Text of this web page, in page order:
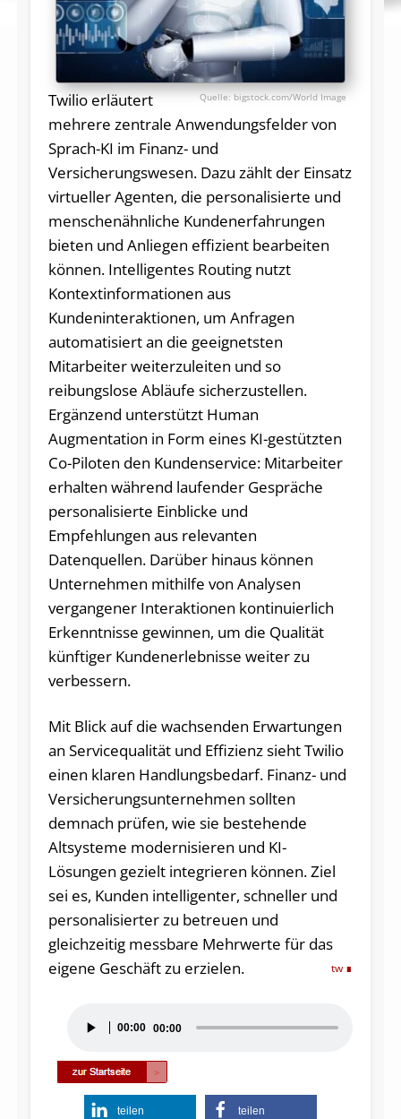
bigstock.com/World Image
Twilio erläutert
mehrere zentrale Anwendungsfelder von
Sprach-KI im Finanz- und
Versicherungswesen. Dazu zählt der Einsatz
virtueller Agenten, die personalisierte und
menschenähnliche Kundenerfahrungen
bieten und Anliegen effizient bearbeiten
können. Intelligentes Routing nutzt
Kontextinformationen aus
Kundeninteraktionen, um Anfragen
automatisiert an die geeignetsten
Mitarbeiter weiterzuleiten und so
reibungslose Abläufe sicherzustellen.
Ergänzend unterstützt Human
Augmentation in Form eines KI-gestützten
Co-Piloten den Kundenservice: Mitarbeiter
erhalten während laufender Gespräche
personalisierte Einblicke und
Empfehlungen aus relevanten
Datenquellen. Darüber hinaus können
Unternehmen mithilfe von Analysen
vergangener Interaktionen kontinuierlich
Erkenntnisse gewinnen, um die Qualität
künftiger Kundenerlebnisse weiter zu
verbessern.
Mit Blick auf die wachsenden Erwartungen
an Servicequalität und Effizienz sieht Twilio
einen klaren Handlungsbedarf. Finanz- und
Versicherungsunternehmen sollten
demnach prüfen, wie sie bestehende
Altsysteme modernisieren und KI-
Lösungen gezielt integrieren können. Ziel
sei es, Kunden intelligenter, schneller und
personalisierter zu betreuen und
gleichzeitig messbare Mehrwerte für das
eigene Geschäft zu erzielen.
tw
Player
00:00 00:00
teilen teilen